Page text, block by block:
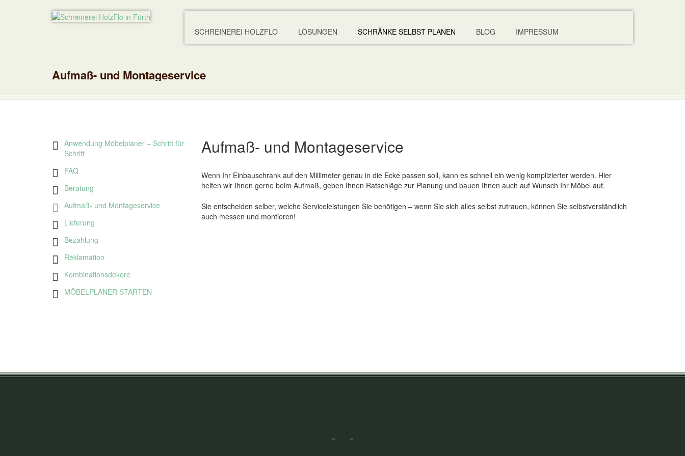
SCHREINEREI HOLZFLO LÖSUNGEN SCHRÄNKE SELBST PLANEN BLOG IMPRESSUM
Aufmaß- und Montageservice
Aufmaß- und Montageservice
Wenn Ihr Einbauschrank auf den Millimeter genau in die Ecke passen soll, kann es schnell ein wenig komplizierter werden. Hier
helfen wir Ihnen gerne beim Aufmaß, geben Ihnen Ratschläge zur Planung und bauen Ihnen auch auf Wunsch Ihr Möbel auf.
Sie entscheiden selber, welche Serviceleistungen Sie benötigen – wenn Sie sich alles selbst zutrauen, können Sie selbstverständlich
auch messen und montieren!
Anwendung Möbelplaner – Schritt für
Schritt
FAQ
Beratung
Aufmaß- und Montageservice
Lieferung
Bezahlung
Reklamation
Kombinationsdekore
MÖBELPLANER STARTEN